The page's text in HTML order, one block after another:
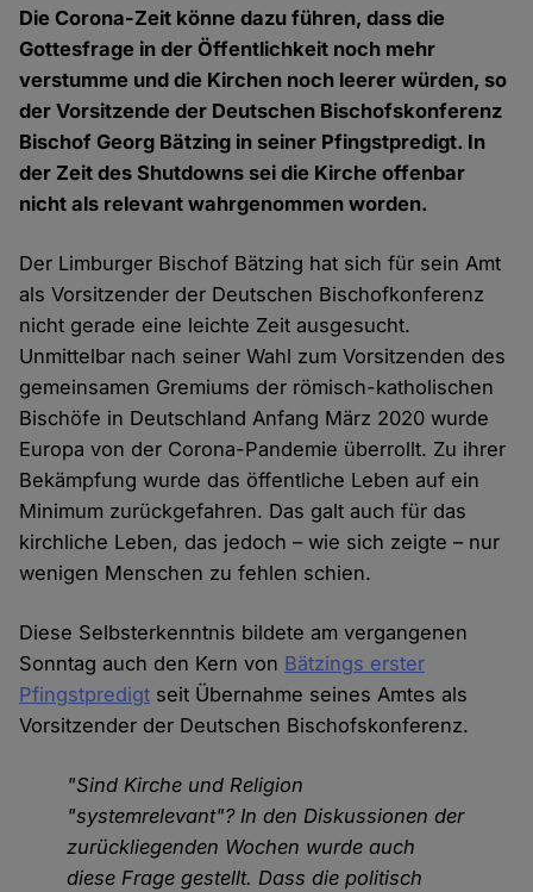
Die Corona-Zeit könne dazu führen, dass die
Gottesfrage in der Öffentlichkeit noch mehr
verstumme und die Kirchen noch leerer würden, so
der Vorsitzende der Deutschen Bischofskonferenz
Bischof Georg Bätzing in seiner Pfingstpredigt. In
der Zeit des Shutdowns sei die Kirche offenbar
nicht als relevant wahrgenommen worden.
Der Limburger Bischof Bätzing hat sich für sein Amt
als Vorsitzender der Deutschen Bischofkonferenz
nicht gerade eine leichte Zeit ausgesucht.
Unmittelbar nach seiner Wahl zum Vorsitzenden des
gemeinsamen Gremiums der römisch-katholischen
Bischöfe in Deutschland Anfang März 2020 wurde
Europa von der Corona-Pandemie überrollt. Zu ihrer
Bekämpfung wurde das öffentliche Leben auf ein
Minimum zurückgefahren. Das galt auch für das
kirchliche Leben, das jedoch – wie sich zeigte – nur
wenigen Menschen zu fehlen schien.
Diese Selbsterkenntnis bildete am vergangenen
Sonntag auch den Kern von Bätzings erster
Pfingstpredigt seit Übernahme seines Amtes als
Vorsitzender der Deutschen Bischofskonferenz.
"Sind Kirche und Religion
"systemrelevant"? In den Diskussionen der
zurückliegenden Wochen wurde auch
diese Frage gestellt. Dass die politisch